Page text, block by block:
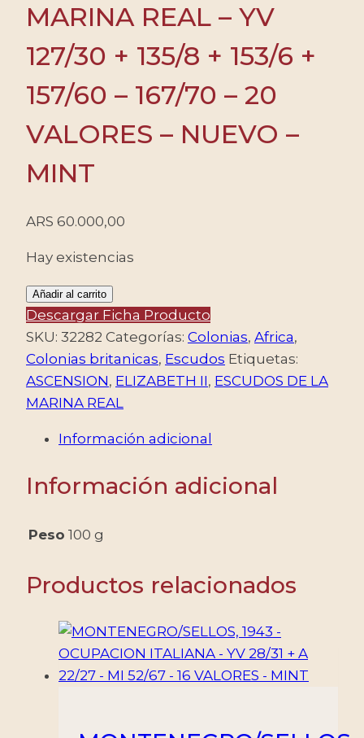
MARINA REAL – YV
127/30 + 135/8 + 153/6 +
157/60 – 167/70 – 20
VALORES – NUEVO –
MINT
ARS 60.000,00
Hay existencias
ASCENSION/SELLOS,
1969-
1973
-
ELIZABETH
II
ESCUDOS
LA
REAL
YV
153/6
Añadir al carrito
Descargar Ficha Producto
SKU: 32282 Categorías: Colonias, Africa,
Colonias britanicas, Escudos Etiquetas:
ASCENSION, ELIZABETH II, ESCUDOS DE LA
MARINA REAL
Información adicional
Información adicional
Peso 100 g
Productos relacionados